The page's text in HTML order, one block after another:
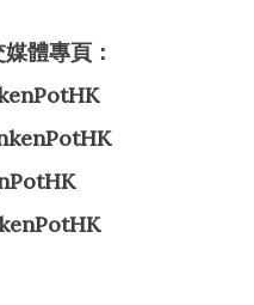
體專頁：